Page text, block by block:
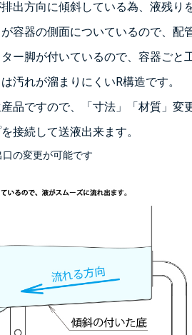
出方向に傾斜している為、液残り
容器の側面についているので、配
ー脚が付いているので、容器ごと
汚れが溜まりにくいR構造です。
品ですので、「寸法」「材質」変
接続して送液出来ます。
口の変更が可能です